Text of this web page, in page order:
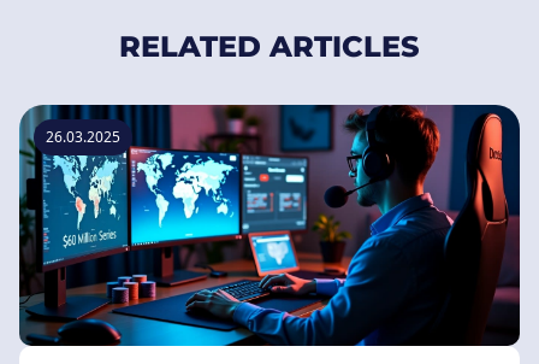
RELATED ARTICLES
26.03.2025